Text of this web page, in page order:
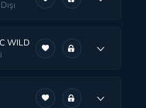
WILD